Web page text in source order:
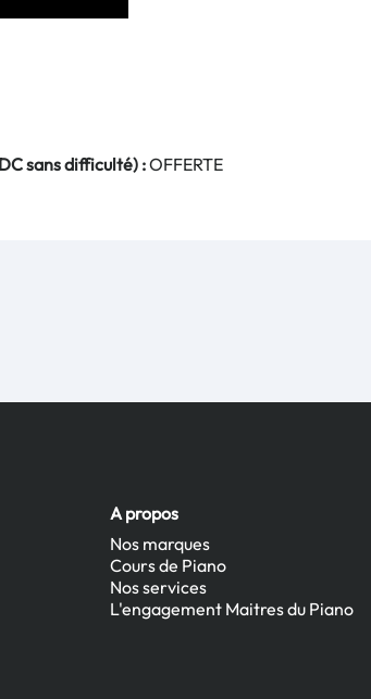
sans difficulté) :OFFERTE
A propos
Nos marques
Cours de Piano
Nos services
L'engagement Maitres du Piano